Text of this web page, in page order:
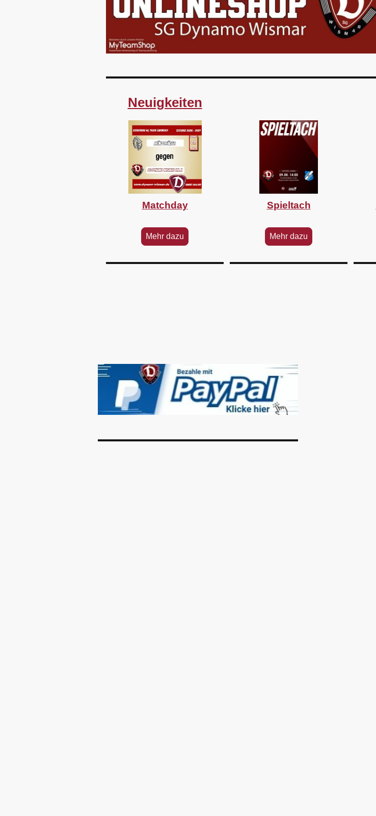
Neuigkeiten
Matchday
Mehr dazu
Spieltach
Mehr dazu